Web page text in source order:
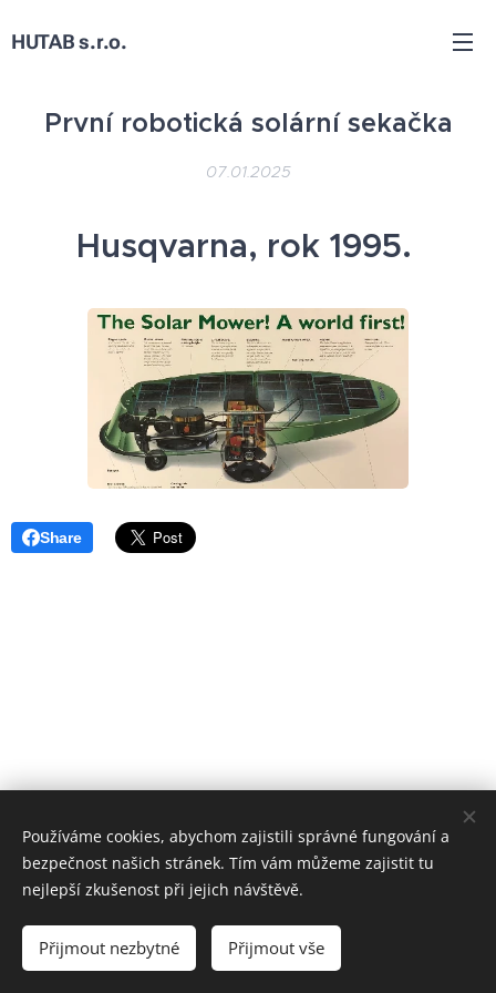
HUTAB s.r.o.
První robotická solární sekačka
07.01.2025
Husqvarna, rok 1995.
Share
© 2024 Všechna práva vyhrazena
HUTAB s.r.o.
Cookies
Používáme cookies, abychom zajistili správné fungování a
bezpečnost našich stránek. Tím vám můžeme zajistit tu
nejlepší zkušenost při jejich návštěvě.
Přijmout nezbytné Přijmout vše